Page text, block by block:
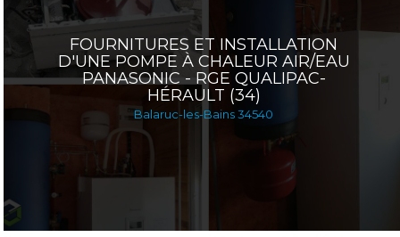
FOURNITURES ET INSTALLATION
D'UNE POMPE À CHALEUR AIR/EAU
PANASONIC - RGE QUALIPAC-
HÉRAULT (34)
Balaruc-les-Bains 34540